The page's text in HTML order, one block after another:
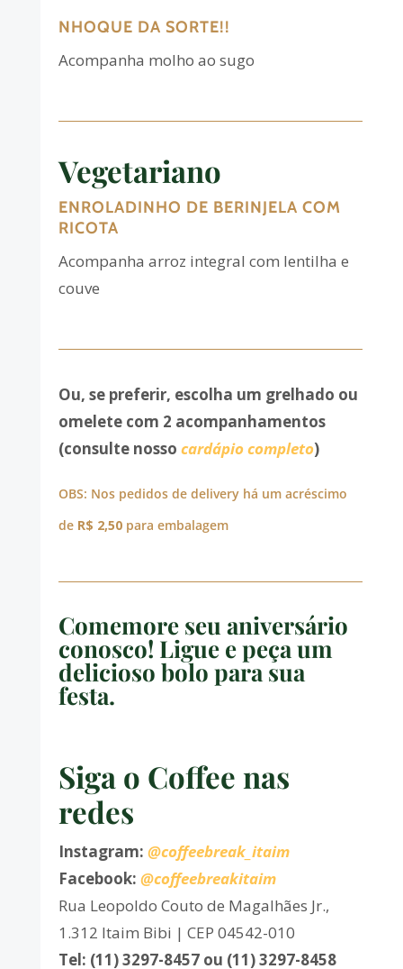
NHOQUE DA SORTE!!
Acompanha molho ao sugo
Vegetariano
ENROLADINHO DE BERINJELA COM
RICOTA
Acompanha arroz integral com lentilha e
couve
Ou, se preferir, escolha um grelhado ou
omelete com 2 acompanhamentos
(consulte nosso cardápio completo)
OBS: Nos pedidos de delivery há um acréscimo
de R$ 2,50para embalagem
Comemore seu aniversário
conosco! Ligue e peça um
delicioso bolo para sua
festa.
Siga o Coffee nas
redes
Instagram: @coffeebreak_itaim
Facebook: @coffeebreakitaim
Rua Leopoldo Couto de Magalhães Jr.,
1.312 Itaim Bibi | CEP 04542-010
Tel: (11) 3297-8457 ou (11) 3297-8458